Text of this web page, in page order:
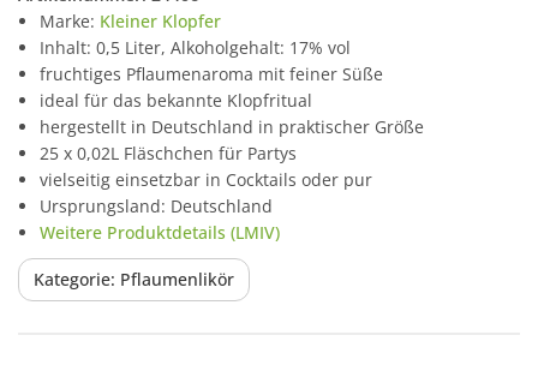
Marke: Kleiner Klopfer
Inhalt: 0,5 Liter, Alkoholgehalt: 17% vol
fruchtiges Pflaumenaroma mit feiner Süße
ideal für das bekannte Klopfritual
hergestellt in Deutschland in praktischer Größe
25 x 0,02L Fläschchen für Partys
vielseitig einsetzbar in Cocktails oder pur
Ursprungsland: Deutschland
Weitere Produktdetails (LMIV)
Kategorie: Pflaumenlikör